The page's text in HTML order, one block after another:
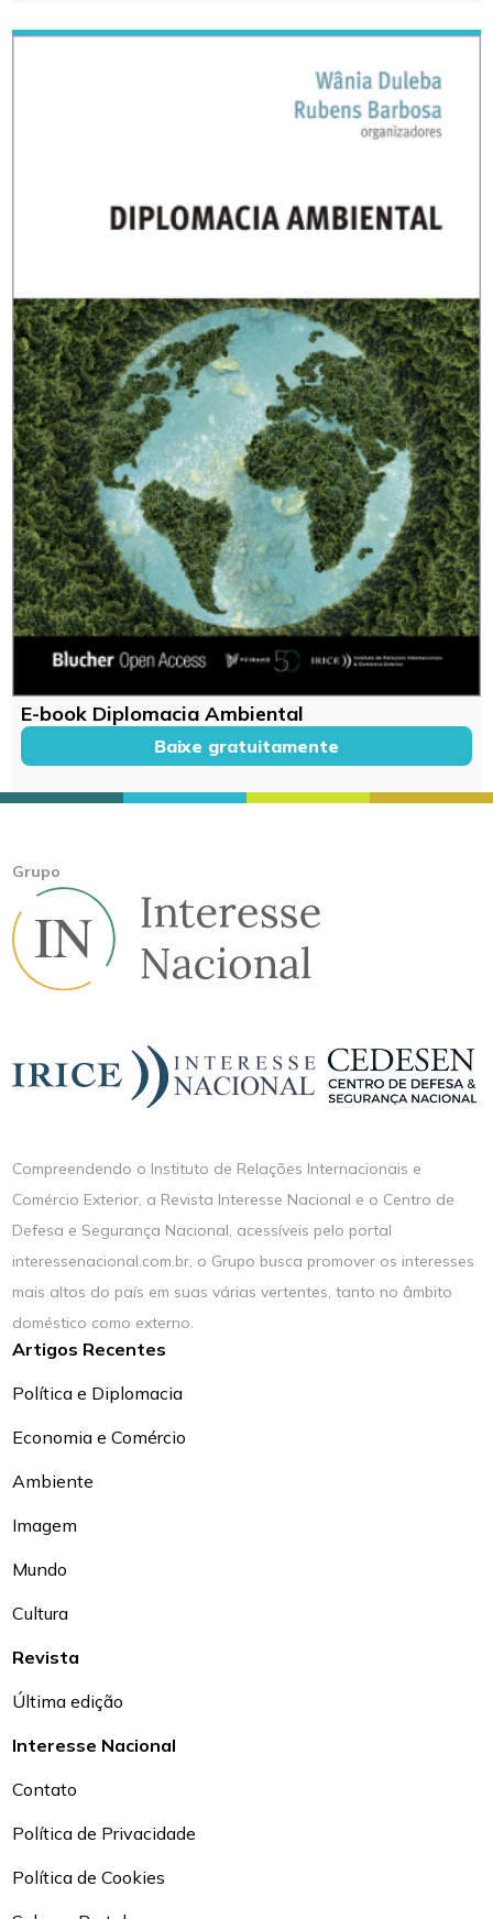
E-book Diplomacia Ambiental
Baixe gratuitamente
Grupo
Compreendendo o Instituto de Relações Internacionais e
Comércio Exterior, a Revista Interesse Nacional e o Centro de
Defesa e Segurança Nacional, acessíveis pelo portal
interessenacional.com.br, o Grupo busca promover os interesses
mais altos do país em suas várias vertentes, tanto no âmbito
doméstico como externo.
Artigos Recentes
Política e Diplomacia
Economia e Comércio
Ambiente
Imagem
Mundo
Cultura
Revista
Última edição
Interesse Nacional
Contato
Política de Privacidade
Política de Cookies